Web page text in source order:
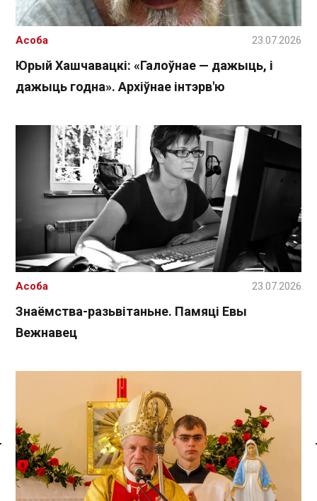
Спасылка без VPN
Юрый Хашчавацкі: «Галоўнае — дажыць, і
дажыць годна». Архіўнае інтэрв'ю
Асоба 23.07.2026
Знаёмства-разьвітаньне. Памяці Евы
Вежнавец
Асоба 23.07.2026